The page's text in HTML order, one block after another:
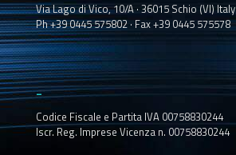
Via Lago di Vico, 10/A · 36015 Schio (VI) Italy
Ph +39 0445 575802 · Fax +39 0445 575578
_
Codice Fiscale e Partita IVA 00758830244
Iscr. Reg. Imprese Vicenza n. 00758830244